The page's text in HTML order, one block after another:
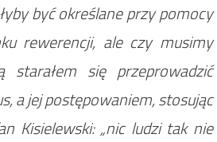
być określane przy pomocy
rewerencji, ale czy musimy
się przeprowadzić
a jej postępowaniem, stosując
Kisielewski: „nic ludzi tak nie